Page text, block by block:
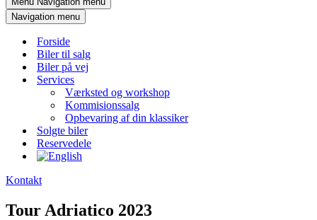
Navigation menu
Forside
Biler til salg
Biler på vej
Services
Værksted og workshop
Kommisionssalg
Opbevaring af din klassiker
Solgte biler
Reservedele
Kontakt
Tour Adriatico 2023